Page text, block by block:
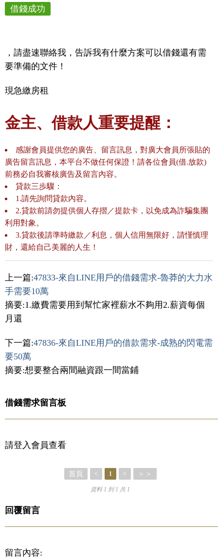
借錢成功
，請盡速聯絡我，告訴我有什麼方案可以借錢還有需
要準備的文件！
現急繳房租
金主、借款人重要提醒：
感謝會員提供您的廣告、留言訊息，對廣大會員所張貼的
廣告留言訊息，本平台不做任何保證！請各位會員(借.放款)
前務必自我審核廣告及留言內容。
貸款三歩驟：
1.請先詢問貸款內容。
2.貸款前請勿提供個人存摺／提款卡，以免成為詐騙集團
利用對象。
3.貸款後請準時繳款／利息，個人信用無限好，請慬慎理
財，還給自己美麗的人生！
上一篇:47833-來自LINE用戶的借錢需求-魯莽的大力水
手需要10萬
摘要:1.繳費需要用到幫忙家裡薪水不夠用2.薪資每個
月還
下一篇:47836-來自LINE用戶的借款需求-成熟的閃電需
要50萬
摘要:想要整合兩間融資跟一間當鋪
借錢需求留言板
請登入會員查看
首頁 < 1 > ＞＞
資料 1 到 1 共 1
回覆留言
留言內容: